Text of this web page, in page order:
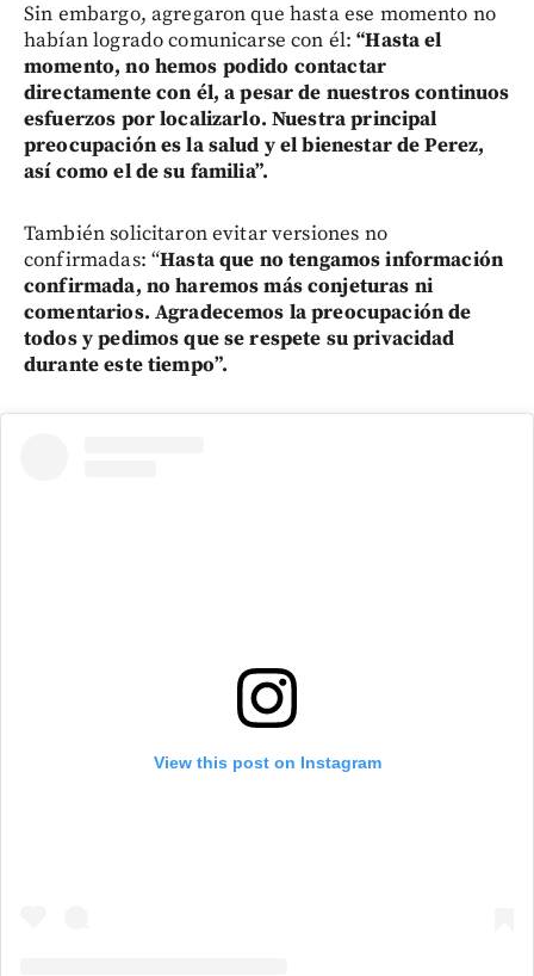
Sin embargo, agregaron que hasta ese momento no
habían logrado comunicarse con él:“Hasta el
momento, no hemos podido contactar
directamente con él, a pesar de nuestros continuos
esfuerzos por localizarlo. Nuestra principal
preocupación es la salud y el bienestar de Perez,
así como el de su familia”.
También solicitaron evitar versiones no
confirmadas: “Hasta que no tengamos información
confirmada, no haremos más conjeturas ni
comentarios. Agradecemos la preocupación de
todos y pedimos que se respete su privacidad
durante este tiempo”.
View this post on Instagram